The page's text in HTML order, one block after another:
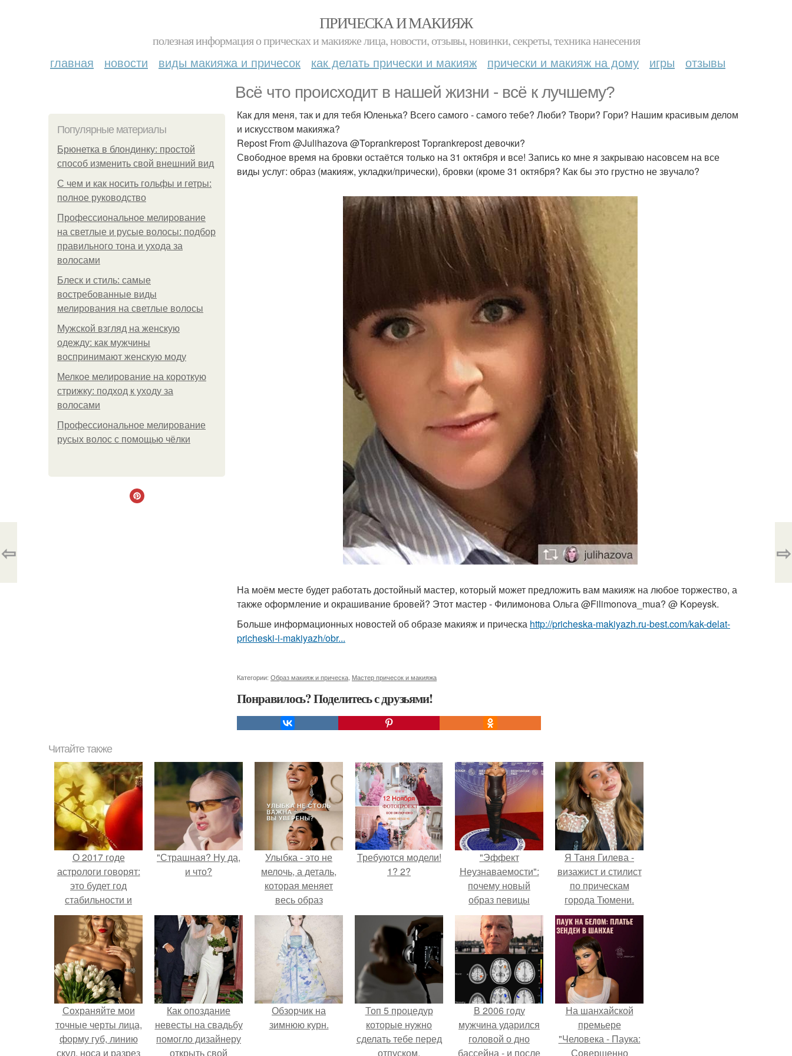
ПРИЧЕСКА И МАКИЯЖ
полезная информация о прическах и макияже лица, новости, отзывы, новинки, секреты, техника нанесения
главная новости виды макияжа и причесок как делать прически и макияж прически и макияж на дому игры отзывы
Всё что происходит в нашей жизни - всё к лучшему?
Популярные материалы
Брюнетка в блондинку: простой
способ изменить свой внешний вид
С чем и как носить гольфы и гетры:
полное руководство
Профессиональное мелирование
на светлые и русые волосы: подбор
правильного тона и ухода за
волосами
Блеск и стиль: самые
востребованные виды
мелирования на светлые волосы
Мужской взгляд на женскую
одежду: как мужчины
воспринимают женскую моду
Мелкое мелирование на короткую
стрижку: подход к уходу за
волосами
Профессиональное мелирование
русых волос с помощью чёлки
Как для меня, так и для тебя Юленька? Всего самого - самого тебе? Люби? Твори? Гори? Нашим красивым делом
и искусством макияжа?
Repost From @Julihazova @Toprankrepost Toprankrepost девочки?
Свободное время на бровки остаётся только на 31 октября и все! Запись ко мне я закрываю насовсем на все
виды услуг: образ (макияж, укладки/прически), бровки (кроме 31 октября? Как бы это грустно не звучало?
На моём месте будет работать достойный мастер, который может предложить вам макияж на любое торжество, а
также оформление и окрашивание бровей? Этот мастер - Филимонова Ольга @Filimonova_mua? @ Kopeysk.
Больше информационных новостей об образе макияж и прическа http://pricheska-makiyazh.ru-best.com/kak-delat-
pricheski-i-makiyazh/obr...
Категории: Образ макияж и прическа Мастер причесок и макияжа
Понравилось? Поделитесь с друзьями!
⇦ ⇨
Читайте также
О 2017 годе
астрологи говорят:
это будет год
стабильности и
процветания, все
это принесет нам
огненный петух.
"Страшная? Ну да,
и что?
Улыбка - это не
мелочь, а деталь,
которая меняет
весь образ
человека.
Требуются модели!
1? 2?
"Эффект
Неузнаваемости":
почему новый
образ певицы
вызвал споры о
гранях
возможного?
Я Таня Гилева -
визажист и стилист
по прическам
города Тюмени.
Сохраняйте мои
точные черты лица,
форму губ, линию
скул, носа и разрез
Как опоздание
невесты на свадьбу
помогло дизайнеру
открыть свой
Обзорчик на
зимнюю курн.
Топ 5 процедур
которые нужно
сделать тебе перед
отпуском.
В 2006 году
мужчина ударился
головой о дно
бассейна - и после
На шанхайской
премьере
"Человека - Паука:
Совершенно